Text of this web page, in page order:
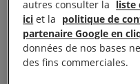
Pétersbourg, elle
de petites étiquettes
peut lire : « L’armée
autres consulter la liste
ici et la politique de
partenaire Google en
données de nos bases
des fins commerciales.